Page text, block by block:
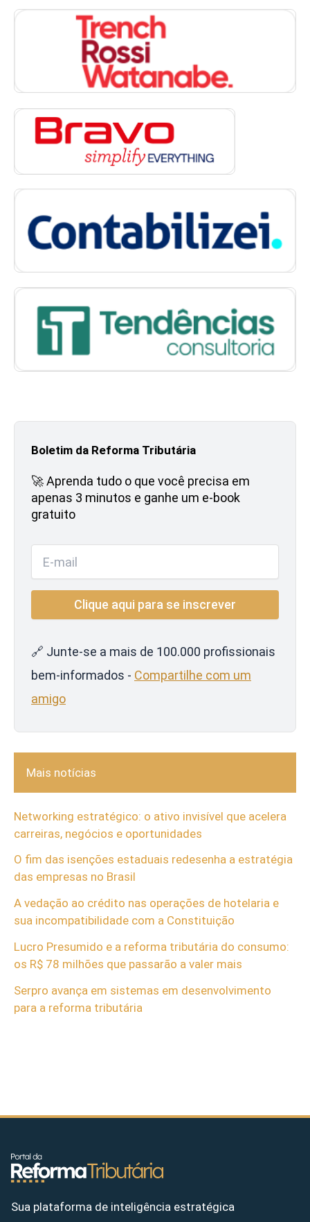
Boletim da Reforma Tributária
🚀 Aprenda tudo o que você precisa em
apenas 3 minutos e ganhe um e-book
gratuito
🔗 Junte-se a mais de 100.000 profissionais
bem-informados - Compartilhe com um
amigo
Mais notícias
Networking estratégico: o ativo invisível que acelera
carreiras, negócios e oportunidades
O fim das isenções estaduais redesenha a estratégia
das empresas no Brasil
A vedação ao crédito nas operações de hotelaria e
sua incompatibilidade com a Constituição
Lucro Presumido e a reforma tributária do consumo:
os R$ 78 milhões que passarão a valer mais
Serpro avança em sistemas em desenvolvimento
para a reforma tributária
Sua plataforma de inteligência estratégica